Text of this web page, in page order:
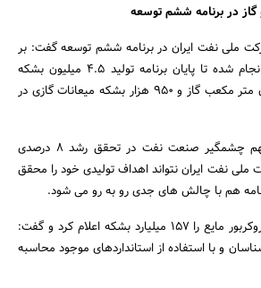
در برنامه ششم توسعه
ملی نفت ایران در برنامه ششم توسعه گفت: بر
اساس برنامه ریزی های انجام شده تا پایان برنامه تولید 4.5 میلیون بشکه
نفت، یک‎هزار و 300 میلیون متر مکعب گاز و 950 هزار بشکه میعانات گازی در
وی افزود: با توجه به سهم چشمگیر صنعت نفت در تحقق رشد 8 درصدی
ملی نفت ایران نتواند اهداف تولیدی خود را محقق
هم با چالش های جدی رو به رو می شود.
دلپریش حجم ذخیره هیدروکربور مایع را 157 میلیارد بشکه اعلام کرد و گفت:
و با استفاده از استانداردهای موجود محاسبه